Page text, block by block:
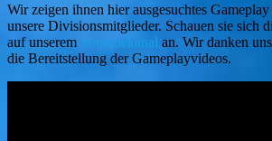
Wir zeigen ihnen hier ausgesuchtes
unsere Divisionsmitglieder. Schauen sie sich
auf unserem Youtubekanal an. Wir danken
die Bereitstellung der Gameplayvideos.